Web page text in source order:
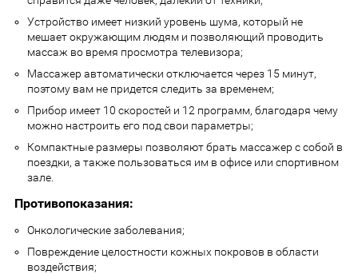
Устройство имеет низкий уровень шума, который не
мешает окружающим людям и позволяющий проводить
массаж во время просмотра телевизора;
Массажер автоматически отключается через 15 минут,
поэтому вам не придется следить за временем;
Прибор имеет 10 скоростей и 12 программ, благодаря чему
можно настроить его под свои параметры;
Компактные размеры позволяют брать массажер с собой в
поездки, а также пользоваться им в офисе или спортивном
зале.
Противопоказания:
Онкологические заболевания;
Повреждение целостности кожных покровов в области
воздействия;